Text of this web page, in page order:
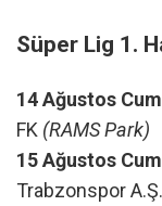
Süper Lig 1.
14 Ağustos
FK (RAMS Park)
15 Ağustos
Trabzonspor A.Ş.